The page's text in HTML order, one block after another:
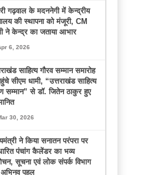
गढ़वाल के मदननेगी में केन्द्रीय
की स्थापना को मंजूरी, CM
ने केन्द्र का जताया आभार
6, 2026
साहित्य गौरव सम्मान समारोह
सीएम धामी, “उत्तराखंड साहित्य
सम्मान” से डॉ. जितेन ठाकुर हुए
30, 2026
ने किया सनातन परंपरा पर
पंचांग कैलेंडर का भव्य
सूचना एवं लोक संपर्क विभाग
पहल